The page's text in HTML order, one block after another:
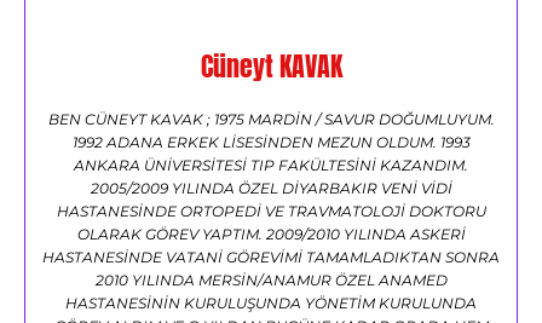
Cüneyt KAVAK
BEN CÜNEYT KAVAK ; 1975 MARDİN / SAVUR DOĞUMLUYUM.
1992 ADANA ERKEK LİSESİNDEN MEZUN OLDUM. 1993
ANKARA ÜNİVERSİTESİ TIP FAKÜLTESİNİ KAZANDIM.
2005/2009 YILINDA ÖZEL DİYARBAKIR VENİ VİDİ
HASTANESİNDE ORTOPEDİ VE TRAVMATOLOJİ DOKTORU
OLARAK GÖREV YAPTIM. 2009/2010 YILINDA ASKERİ
HASTANESİNDE VATANİ GÖREVİMİ TAMAMLADIKTAN SONRA
2010 YILINDA MERSİN/ANAMUR ÖZEL ANAMED
HASTANESİNİN KURULUŞUNDA YÖNETİM KURULUNDA